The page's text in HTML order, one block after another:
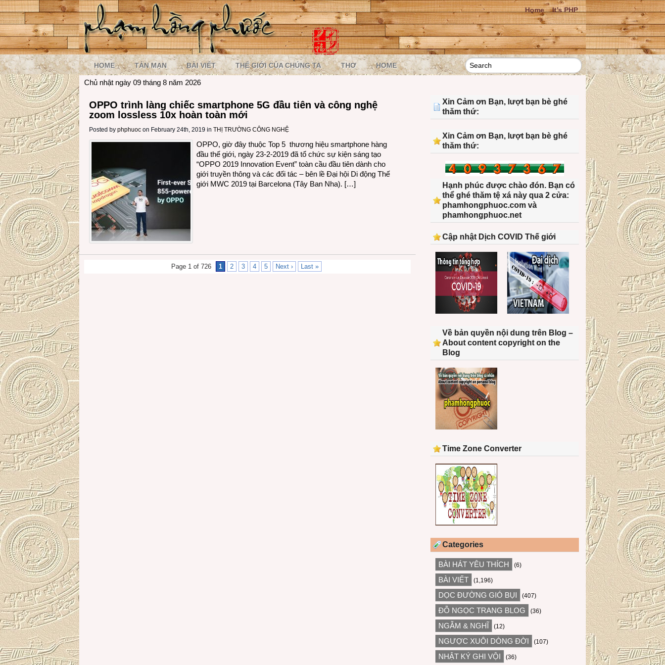
Home It’s PHP
HOME TẢN MẠN BÀI VIẾT THẾ GIỚI CỦA CHÚNG TA THƠ HOME
Chủ nhật ngày 09 tháng 8 năm 2026
OPPO trình làng chiếc smartphone 5G đầu tiên và công nghệ
zoom lossless 10x hoàn toàn mới
Posted by phphuoc on February 24th, 2019 in THỊ TRƯỜNG CÔNG NGHỆ
OPPO, giờ đây thuộc Top 5 thương hiệu smartphone hàng
đầu thế giới, ngày 23-2-2019 đã tổ chức sự kiện sáng tạo
“OPPO 2019 Innovation Event” toàn cầu đầu tiên dành cho
giới truyền thông và các đối tác – bên lề Đại hội Di động Thế
giới MWC 2019 tại Barcelona (Tây Ban Nha). […]
Page 1 of 726 1 2 3 4 5 Next › Last »
Xin Cảm ơn Bạn, lượt bạn bè ghé
thăm thứ:
Xin Cảm ơn Bạn, lượt bạn bè ghé
thăm thứ:
Hạnh phúc được chào đón. Bạn có
thể ghé thăm tệ xá này qua 2 cửa:
phamhongphuoc.com và
phamhongphuoc.net
Cập nhật Dịch COVID Thế giới
Về bản quyền nội dung trên Blog –
About content copyright on the
Blog
Time Zone Converter
Categories
BÀI HÁT YÊU THÍCH (6)
BÀI VIẾT (1,196)
DỌC ĐƯỜNG GIÓ BỤI (407)
ĐỖ NGỌC TRANG BLOG (36)
NGẪM & NGHĨ (12)
NGƯỢC XUÔI DÒNG ĐỜI (107)
NHẬT KÝ GHI VỘI (36)